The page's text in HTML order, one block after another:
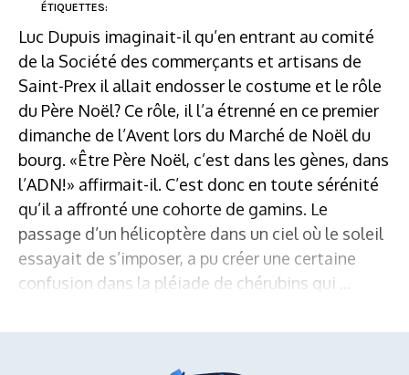
ÉTIQUETTES:
Luc Dupuis imaginait-il qu’en entrant au comité
de la Société des commerçants et artisans de
Saint-Prex il allait endosser le costume et le rôle
du Père Noël? Ce rôle, il l’a étrenné en ce premier
dimanche de l’Avent lors du Marché de Noël du
bourg. «Être Père Noël, c’est dans les gènes, dans
l’ADN!» affirmait-il. C’est donc en toute sérénité
qu’il a affronté une cohorte de gamins. Le
passage d’un hélicoptère dans un ciel où le soleil
essayait de s’imposer, a pu créer une certaine
confusion dans la pléiade de chérubins qui ...